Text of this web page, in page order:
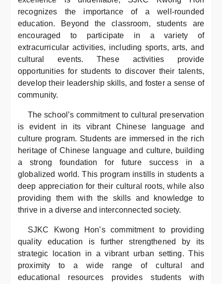
recognizes the importance of a well-rounded
education. Beyond the classroom, students are
encouraged to participate in a variety of
extracurricular activities, including sports, arts, and
cultural events. These activities provide
opportunities for students to discover their talents,
develop their leadership skills, and foster a sense of
community.
The school’s commitment to cultural preservation
is evident in its vibrant Chinese language and
culture program. Students are immersed in the rich
heritage of Chinese language and culture, building
a strong foundation for future success in a
globalized world. This program instills in students a
deep appreciation for their cultural roots, while also
providing them with the skills and knowledge to
thrive in a diverse and interconnected society.
SJKC Kwong Hon’s commitment to providing
quality education is further strengthened by its
strategic location in a vibrant urban setting. This
proximity to a wide range of cultural and
educational resources provides students with